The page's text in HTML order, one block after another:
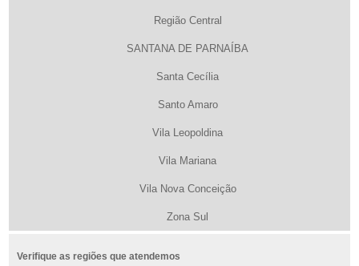
Região Central
SANTANA DE PARNAÍBA
Santa Cecília
Santo Amaro
Vila Leopoldina
Vila Mariana
Vila Nova Conceição
Zona Sul
Verifique as regiões que atendemos